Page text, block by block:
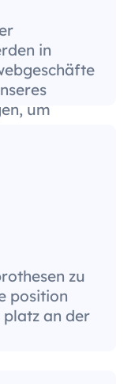
in
um
zu
position
platz an der